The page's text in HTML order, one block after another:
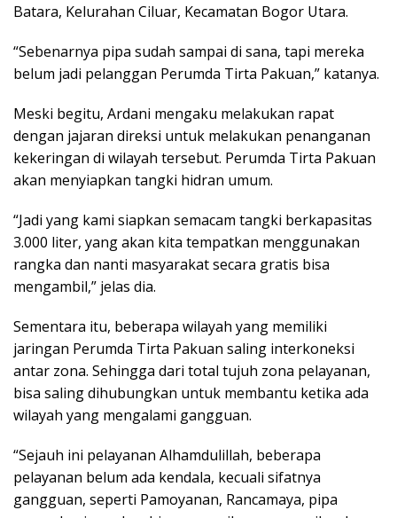
Batara, Kelurahan Ciluar, Kecamatan Bogor Utara.
“Sebenarnya pipa sudah sampai di sana, tapi mereka
belum jadi pelanggan Perumda Tirta Pakuan,” katanya.
Meski begitu, Ardani mengaku melakukan rapat
dengan jajaran direksi untuk melakukan penanganan
kekeringan di wilayah tersebut. Perumda Tirta Pakuan
akan menyiapkan tangki hidran umum.
“Jadi yang kami siapkan semacam tangki berkapasitas
3.000 liter, yang akan kita tempatkan menggunakan
rangka dan nanti masyarakat secara gratis bisa
mengambil,” jelas dia.
Sementara itu, beberapa wilayah yang memiliki
jaringan Perumda Tirta Pakuan saling interkoneksi
antar zona. Sehingga dari total tujuh zona pelayanan,
bisa saling dihubungkan untuk membantu ketika ada
wilayah yang mengalami gangguan.
“Sejauh ini pelayanan Alhamdulillah, beberapa
pelayanan belum ada kendala, kecuali sifatnya
gangguan, seperti Pamoyanan, Rancamaya, pipa